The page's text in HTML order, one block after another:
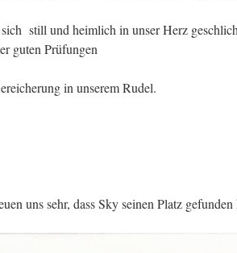
still und heimlich in unser Herz
guten Prüfungen
in unserem Rudel.
uns sehr, dass Sky seinen Platz